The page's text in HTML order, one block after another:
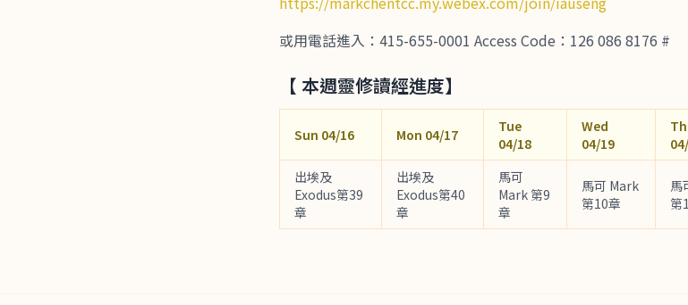
或用電話進入：415-655-0001 Access Code：126 086 8176 #
【 本週靈修讀經進度】
Sun 04/16 Mon 04/17
Tue
04/18
Wed
04/19
出埃及
Exodus第39
章
出埃及
Exodus第40
章
馬可
Mark 第9
章
馬可 Mark
第10章
馬
第